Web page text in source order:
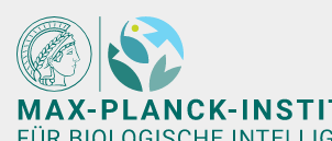
Hauptinhalt